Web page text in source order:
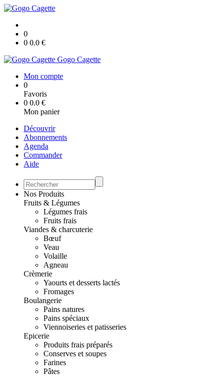
0
0 0.0 €
Gogo Cagette
Mon compte
0
Favoris
0 0.0 €
Mon panier
Découvrir
Abonnements
Agenda
Commander
Aide
Nos Produits
Fruits & Légumes
Légumes frais
Fruits frais
Viandes & charcuterie
Bœuf
Veau
Volaille
Agneau
Crèmerie
Yaourts et desserts lactés
Fromages
Boulangerie
Pains natures
Pains spéciaux
Viennoiseries et patisseries
Epicerie
Produits frais préparés
Conserves et soupes
Farines
Pâtes